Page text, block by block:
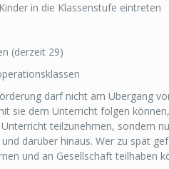
in die Klassenstufe eintreten
(derzeit 29)
darf nicht am Übergang
sie dem Unterricht folgen
teilzunehmen, sondern
darüber hinaus. Wer zu spät
und an Gesellschaft teilhaben